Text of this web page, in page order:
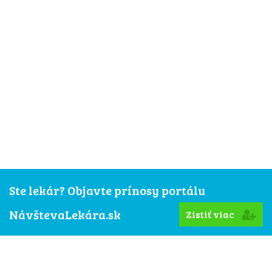
Ste lekár? Objavte prínosy portálu
NávštevaLekára.sk
Zistiť viac